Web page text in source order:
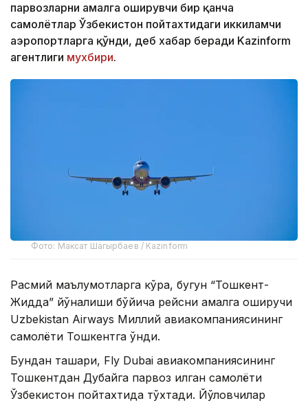
парвозларни амалга оширувчи бир қанча
самолётлар Ўзбекистон пойтахтидаги иккиламчи
аэропортларга қўнди, деб хабар беради Kazinform
агентлиги мухбири.
Фото: Максат Шагырбаев / Kazinform
Расмий маълумотларга кўра, бугун “Тошкент-
Жидда” йўналиши бўйича рейсни амалга оширучи
Uzbekistan Airways Миллий авиакомпаниясининг
самолёти Тошкентга қўнди.
Бундан ташқари, Fly Dubai авиакомпаниясининг
Тошкентдан Дубайга парвоз қилган самолёти
Ўзбекистон пойтахтида тўхтади. Йўловчилар